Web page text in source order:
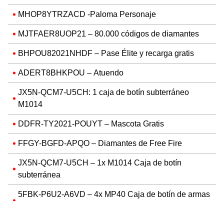
MHOP8YTRZACD -Paloma Personaje
MJTFAER8UOP21 – 80.000 códigos de diamantes
BHPOU82021NHDF – Pase Élite y recarga gratis
ADERT8BHKPOU – Atuendo
JX5N-QCM7-U5CH: 1 caja de botín subterráneo
M1014
DDFR-TY2021-POUYT – Mascota Gratis
FFGY-BGFD-APQO – Diamantes de Free Fire
JX5N-QCM7-U5CH – 1x M1014 Caja de botín
subterránea
5FBK-P6U2-A6VD – 4x MP40 Caja de botín de armas